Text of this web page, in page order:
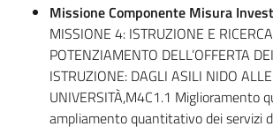
Missione Componente Misura
MISSIONE 4: ISTRUZIONE E
POTENZIAMENTO DELL’OFFERTA
ISTRUZIONE: DAGLI ASILI NIDO ALLE
UNIVERSITÀ,M4C1.1 Miglioramento
ampliamento quantitativo dei servizi